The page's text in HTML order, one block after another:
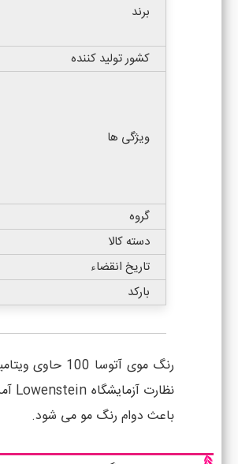
برند
کشور تولید کننده
ویژگی ها
گروه
دسته کالا
تاریخ انقضاء
بارکد
باعث دوام رنگ مو می شود.